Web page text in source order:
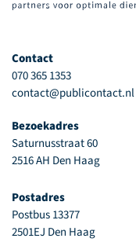
Contact
070 365 1353
contact@publicontact.nl
Bezoekadres
Saturnusstraat 60
2516 AH Den Haag
Postadres
Postbus 13377
2501EJ Den Haag